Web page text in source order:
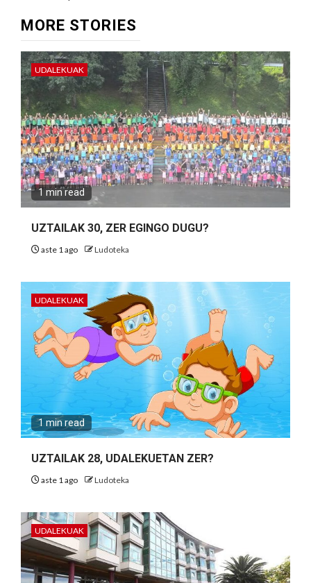
MORE STORIES
UDALEKUAK
1 min read
UZTAILAK 30, ZER EGINGO DUGU?
aste 1 ago Ludoteka
UDALEKUAK
1 min read
UZTAILAK 28, UDALEKUETAN ZER?
aste 1 ago Ludoteka
UDALEKUAK